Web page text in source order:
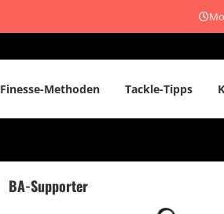
Finesse-Methoden Tackle-Tipps
BA-Supporter